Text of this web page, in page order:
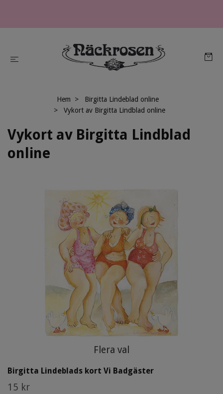
Hem
Birgitta Lindeblad online
Vykort av Birgitta Lindblad online
Vykort av Birgitta Lindblad
online
Flera val
Birgitta Lindeblads kort Vi Badgäster
15 kr